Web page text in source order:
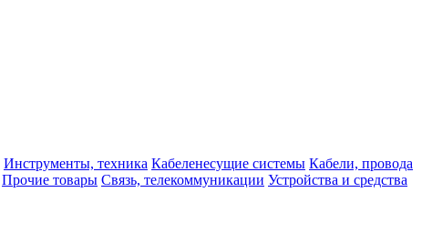
Инструменты, техника Кабеленесущие системы Кабели, провода
Прочие товары Связь, телекоммуникации Устройства и средства